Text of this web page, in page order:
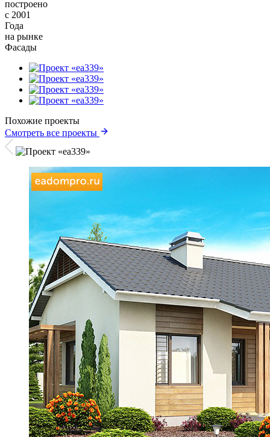
построено
с 2001
Года
на рынке
Фасады
Похожие проекты
Смотреть все проекты